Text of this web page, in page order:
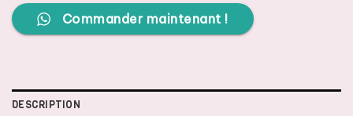
Commander maintenant !
DESCRIPTION